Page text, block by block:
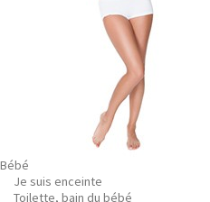
Bébé
Je suis enceinte
Toilette, bain du bébé